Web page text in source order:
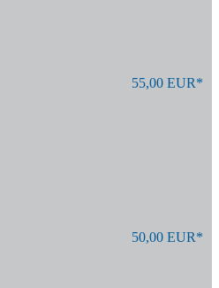
55,00 EUR*
50,00 EUR*